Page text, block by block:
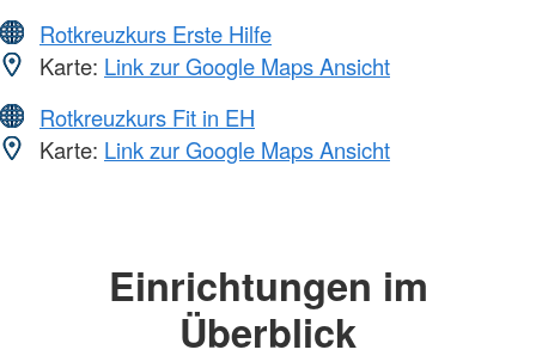
Rotkreuzkurs Erste Hilfe
Karte: Link zur Google Maps Ansicht
Rotkreuzkurs Fit in EH
Karte: Link zur Google Maps Ansicht
Einrichtungen im
Überblick